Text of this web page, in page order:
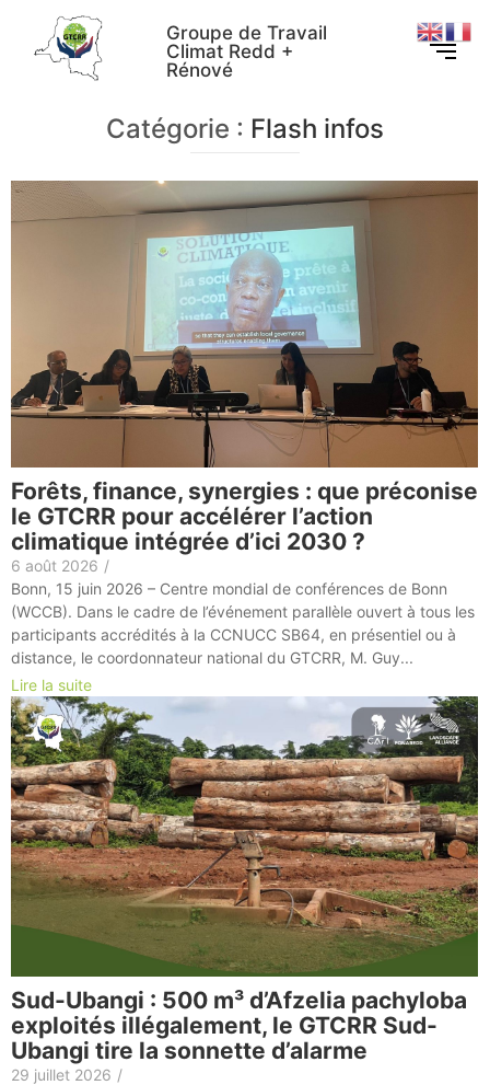
Groupe de Travail
Climat Redd +
Rénové
Catégorie : Flash infos
Forêts, finance, synergies : que préconise
le GTCRR pour accélérer l’action
climatique intégrée d’ici 2030 ?
6 août 2026 /
Bonn, 15 juin 2026 – Centre mondial de conférences de Bonn
(WCCB). Dans le cadre de l’événement parallèle ouvert à tous les
participants accrédités à la CCNUCC SB64, en présentiel ou à
distance, le coordonnateur national du GTCRR, M. Guy...
Lire la suite
Sud-Ubangi : 500 m³ d’Afzelia pachyloba
exploités illégalement, le GTCRR Sud-
Ubangi tire la sonnette d’alarme
29 juillet 2026 /